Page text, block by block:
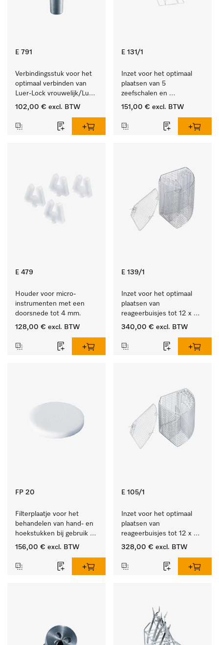
E 791
Verbindingsstuk voor het
optimaal verbinden van
Luer-Lock vrouwelijk/Luer-
Lock mannelijk.
102,00 € excl. BTW
E 131/1
Inzet voor het optimaal
plaatsen van 5
zeefschalen en
nierbekkens.
151,00 € excl. BTW
E 479
Houder voor micro-
instrumenten met een
doorsnede tot 4 mm.
128,00 € excl. BTW
E 139/1
Inzet voor het optimaal
plaatsen van
reageerbuisjes tot 12 x
200 mm.
340,00 € excl. BTW
FP 20
Filterplaatje voor het
behandelen van hand- en
hoekstukken bij gebruik
van AUF 1/AUF 2.
156,00 € excl. BTW
E 105/1
Inzet voor het optimaal
plaatsen van
reageerbuisjes tot 12 x
165 mm.
328,00 € excl. BTW